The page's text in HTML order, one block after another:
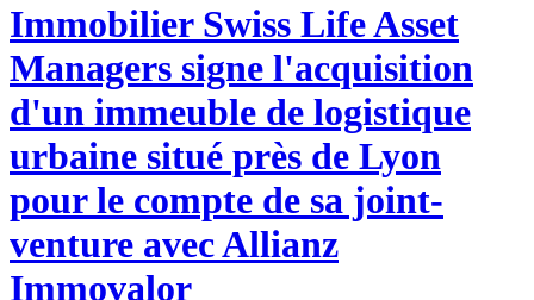
ImmobilierSwiss Life Asset
Managers signe l'acquisition
d'un immeuble de logistique
urbaine situé près de Lyon
pour le compte de sa joint-
venture avec Allianz
Immovalor